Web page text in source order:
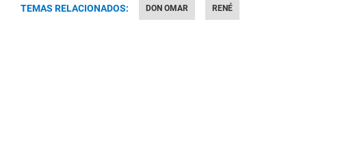
TEMAS RELACIONADOS: DON OMAR RENÉ